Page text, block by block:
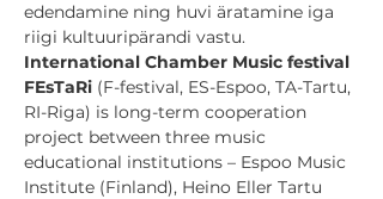
edendamine ning huvi äratamine iga
riigi kultuuripärandi vastu.
International Chamber Music festival
FEsTaRi (F-festival, ES-Espoo, TA-Tartu,
RI-Riga) is long-term cooperation
project between three music
educational institutions – Espoo Music
Institute (Finland), Heino Eller Tartu